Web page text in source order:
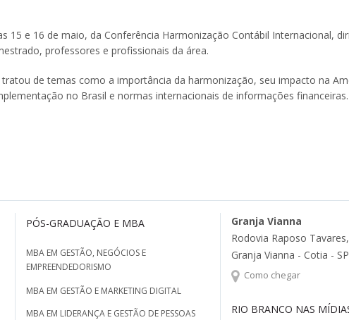
15 e 16 de maio, da Conferência Harmonização Contábil Internacional,
professores e profissionais da área.
de temas como a importância da harmonização, seu impacto na
no Brasil e normas internacionais de informações financeiras.
PÓS-GRADUAÇÃO E MBA
MBA EM GESTÃO, NEGÓCIOS E
EMPREENDEDORISMO
MBA EM GESTÃO E MARKETING DIGITAL
MBA EM LIDERANÇA E GESTÃO DE PESSOAS
Granja Vianna
Rodovia Raposo
Granja Vianna - Cotia - SP
Como chegar
RIO BRANCO NAS